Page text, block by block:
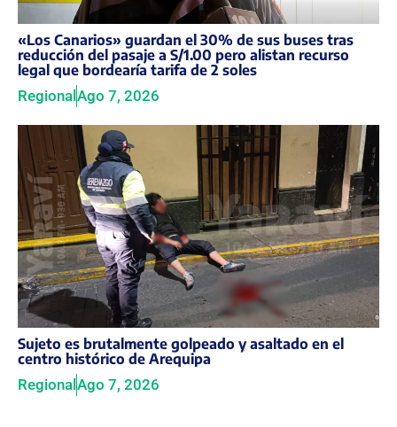
«Los Canarios» guardan el 30% de sus buses tras
reducción del pasaje a S/1.00 pero alistan recurso
legal que bordearía tarifa de 2 soles
RegionalAgo 7, 2026
Sujeto es brutalmente golpeado y asaltado en el
centro histórico de Arequipa
Regional Ago 7, 2026